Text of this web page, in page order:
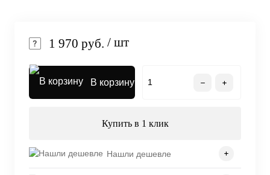
1 970 руб. / шт
В корзину
Купить в 1 клик
Нашли дешевле